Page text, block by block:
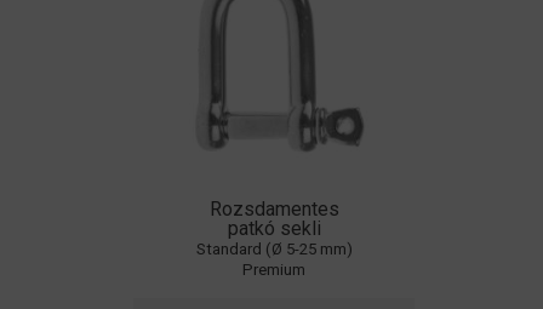
Rozsdamentes
patkó sekli
Standard (Ø 5-25 mm)
Premium